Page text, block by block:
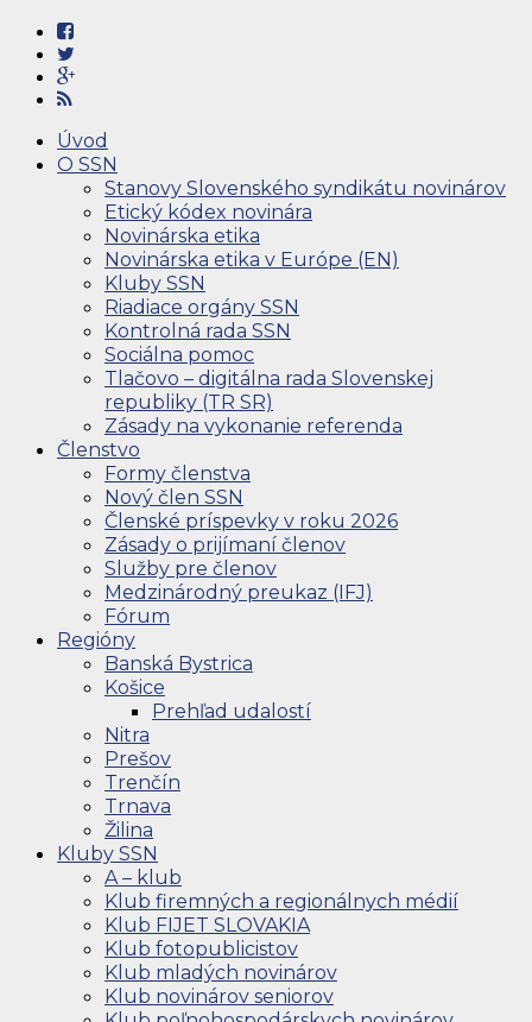
Úvod
O SSN
Stanovy Slovenského syndikátu novinárov
Etický kódex novinára
Novinárska etika
Novinárska etika v Európe (EN)
Kluby SSN
Riadiace orgány SSN
Kontrolná rada SSN
Sociálna pomoc
Tlačovo – digitálna rada Slovenskej
republiky (TR SR)
Zásady na vykonanie referenda
Členstvo
Formy členstva
Nový člen SSN
Členské príspevky v roku 2026
Zásady o prijímaní členov
Služby pre členov
Medzinárodný preukaz (IFJ)
Fórum
Regióny
Banská Bystrica
Košice
Prehľad udalostí
Nitra
Prešov
Trenčín
Trnava
Žilina
Kluby SSN
A – klub
Klub firemných a regionálnych médií
Klub FIJET SLOVAKIA
Klub fotopublicistov
Klub mladých novinárov
Klub novinárov seniorov